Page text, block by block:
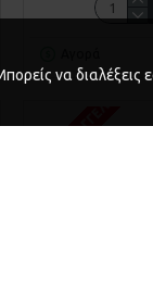
ΚΑΤΌΠΙΝ ΠΑΡΑΓΓΕΛΊΑΣ
να διαλέξεις